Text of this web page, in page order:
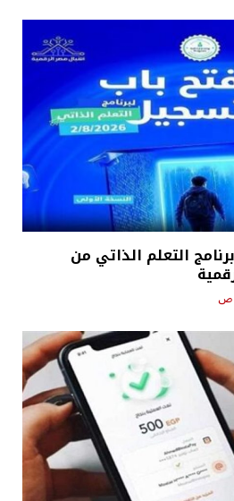
التعلم الذاتي من